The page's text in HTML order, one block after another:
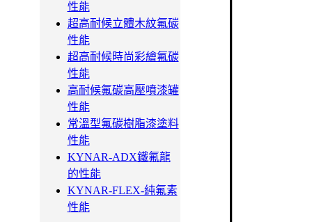
性能
超高耐候立體木紋氟碳
性能
超高耐候時尚彩繪氟碳
性能
高耐候氟碳高壓噴漆罐
性能
常溫型氟碳樹脂漆塗料
性能
KYNAR-ADX鐵氟龍
的性能
KYNAR-FLEX-純氟素
性能